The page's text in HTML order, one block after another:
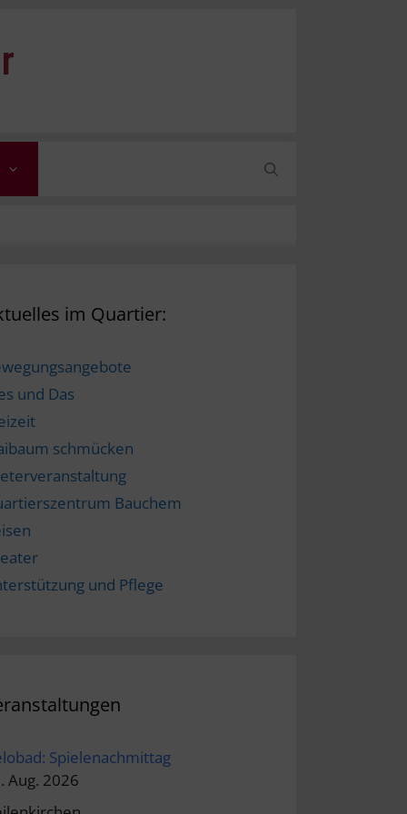
im Quartier:
und Das
schmücken
Bauchem
und Pflege
Spielenachmittag
Aug. 2026